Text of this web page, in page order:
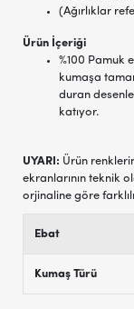
(Ağırlıklar
Ürün İçeriği
%100 Pamuk
kumaşa
duran
katıyor.
UYARI: Ürün
ekranlarının teknik
orjinaline göre
Ebat
Kumaş Türü